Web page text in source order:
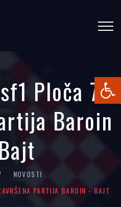
Ploča 7
Baroin
NOVOSTI
PARTIJA BAROIN - BAJT